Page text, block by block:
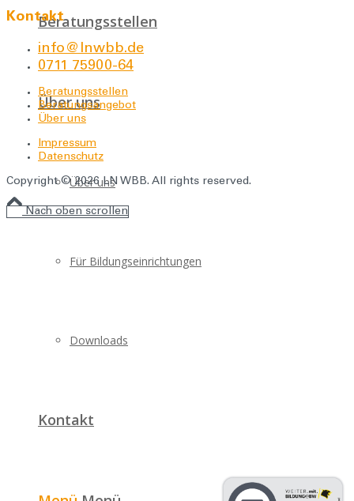
Beratungsstellen
Über uns
Über uns
Für Bildungseinrichtungen
Downloads
Kontakt
Kontakt
info@lnwbb.de
0711 75900-64
Beratungsstellen
Beratungsangebot
Über uns
Impressum
Datenschutz
Copyright © 2026 LN WBB. All rights reserved.
Nach oben scrollen